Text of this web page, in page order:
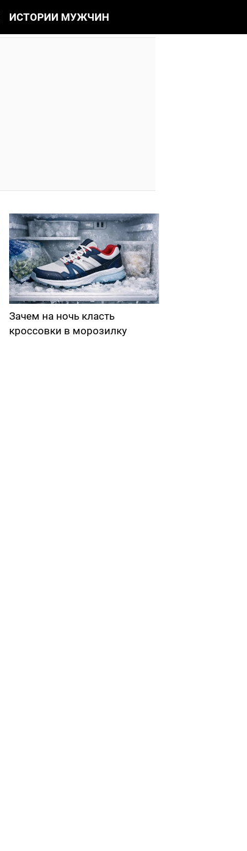
ИСТОРИИ МУЖЧИН
Зачем на ночь класть
кроссовки в морозилку